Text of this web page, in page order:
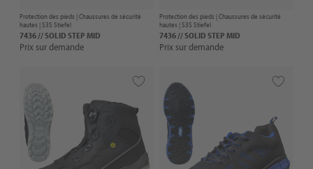
Protection des pieds |Chaussures de sécurité
hautes | S3S Stiefel
7436 // SOLID STEP MID
Prix sur demande
Protection des pieds |Chaussures de sécurité
hautes | S3S Stiefel
7436 // SOLID STEP MID
Prix sur demande